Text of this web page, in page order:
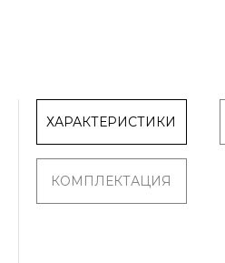
ХАРАКТЕРИСТИКИ
КОМПЛЕКТАЦИЯ